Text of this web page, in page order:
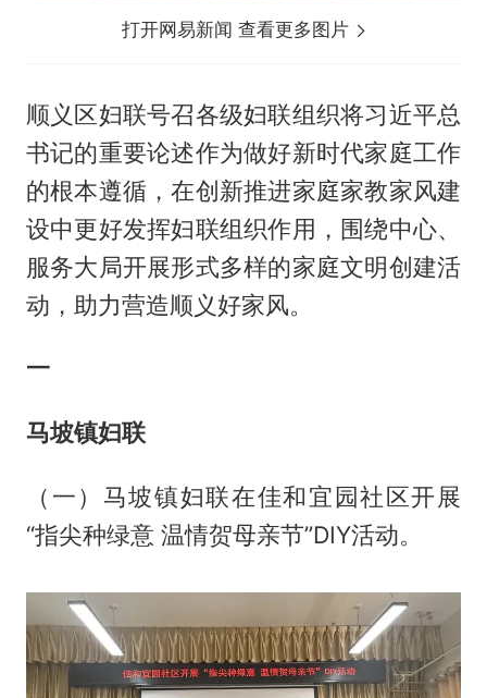
打开网易新闻 查看更多图片
顺义区妇联号召各级妇联组织将习近平总
书记的重要论述作为做好新时代家庭工作
的根本遵循，在创新推进家庭家教家风建
设中更好发挥妇联组织作用，围绕中心、
服务大局开展形式多样的家庭文明创建活
动，助力营造顺义好家风。
一
马坡镇妇联
（一）马坡镇妇联在佳和宜园社区开展
“指尖种绿意 温情贺母亲节”DIY活动。